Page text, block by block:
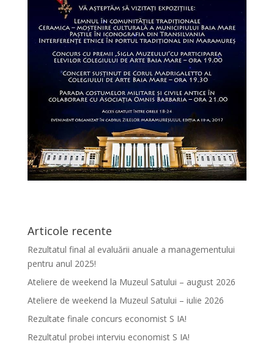
Articole recente
Rezultatul final al evaluării anuale a managementului
pentru anul 2025!
Ateliere de weekend la Muzeul Satului – august 2026
Ateliere de weekend la Muzeul Satului – iulie 2026
Rezultate finale concurs economist S IA!
Rezultatul probei interviu economist S IA!